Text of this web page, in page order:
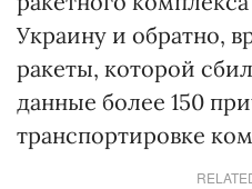
Украину и обратно,
ракеты, которой
данные более 150
транспортировке